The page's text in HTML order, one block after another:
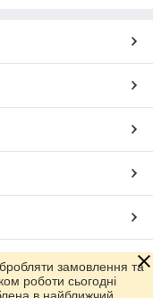
замовлення та
роботи сьогодні